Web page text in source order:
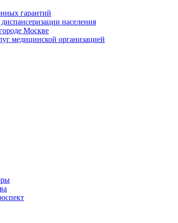
гарантий
населения
Москве
медицинской организацией